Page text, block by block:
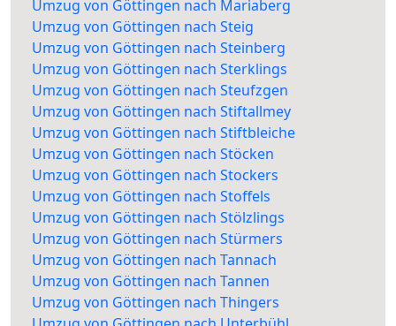
Umzug von Göttingen nach Mariaberg
Umzug von Göttingen nach Steig
Umzug von Göttingen nach Steinberg
Umzug von Göttingen nach Sterklings
Umzug von Göttingen nach Steufzgen
Umzug von Göttingen nach Stiftallmey
Umzug von Göttingen nach Stiftbleiche
Umzug von Göttingen nach Stöcken
Umzug von Göttingen nach Stockers
Umzug von Göttingen nach Stoffels
Umzug von Göttingen nach Stölzlings
Umzug von Göttingen nach Stürmers
Umzug von Göttingen nach Tannach
Umzug von Göttingen nach Tannen
Umzug von Göttingen nach Thingers